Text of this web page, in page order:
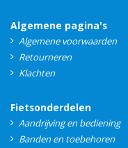
Algemene pagina's
Algemene voorwaarden
Retourneren
Klachten
Fietsonderdelen
Aandrijving en bediening
Banden en toebehoren